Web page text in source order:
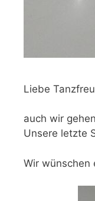
Liebe
auch wir
Unsere letzte
Wir wünschen